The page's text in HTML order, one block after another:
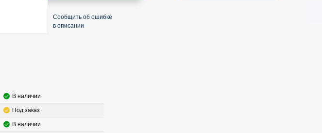
Сообщить об ошибке
в описании
В наличии
Под заказ
В наличии